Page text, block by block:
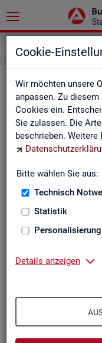
Cookie-
Wir möchten unsere
anpassen. Zu
Cookies ein.
Sie zulassen. Die
beschrieben.
Bitte wählen Sie aus:
Technisch
Statistik
Personalisierung
Details anzeigen
Wei­te­re
Hier er­hal­ten Sie eine